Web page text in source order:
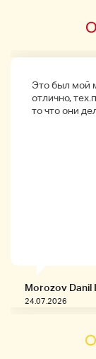
Мы не можем
изображение.
Примечание:
・ Мы
вероятность,
конечному
лягушка Tの
Это был мой
отлично,
то что они
Morozov Danil
24.07.2026